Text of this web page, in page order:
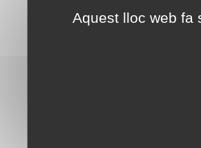
Aquest lloc web fa